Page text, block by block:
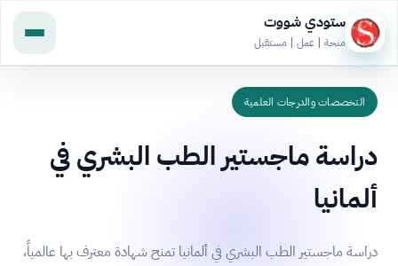
ستودي شووت
منحة | عمل | مستقبل
التخصصات والدرجات العلمية
دراسة ماجستير الطب البشري في
ألمانيا
دراسة ماجستير الطب البشري في ألمانيا تمنح شهادة معترف بها عالمياً،